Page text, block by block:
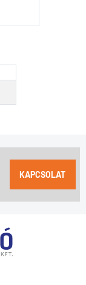
KAPCSOLAT